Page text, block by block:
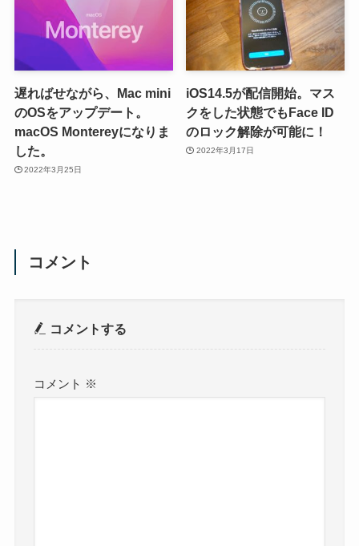
遅ればせながら、Mac mini
のOSをアップデート。
macOS Montereyになりま
した。
2022年3月25日
iOS14.5が配信開始。マス
クをした状態でもFace ID
のロック解除が可能に！
2022年3月17日
コメント
コメントする
コメント ※